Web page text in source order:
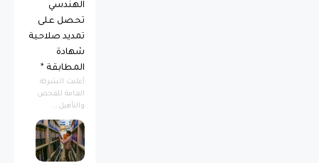
الهندسي
تحصل على
تمديد صلاحية
شهادة
المطابقة *
أعلنت الشركة
العامة للفحص
والتأهيل...